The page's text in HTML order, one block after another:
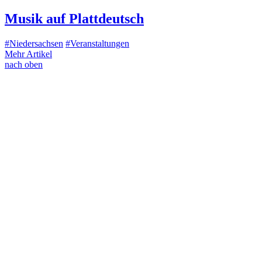
Musik auf Plattdeutsch
#Niedersachsen #Veranstaltungen
Mehr Artikel
nach oben